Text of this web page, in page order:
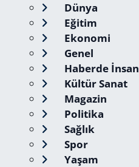
Dünya
Eğitim
Ekonomi
Genel
Haberde İnsan
Kültür Sanat
Magazin
Politika
Sağlık
Spor
Yaşam